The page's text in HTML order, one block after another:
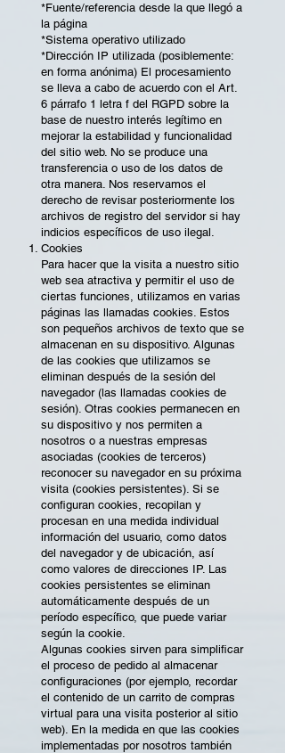
*Fuente/referencia desde la que llegó a
la página
*Sistema operativo utilizado
*Dirección IP utilizada (posiblemente:
en forma anónima) El procesamiento
se lleva a cabo de acuerdo con el Art.
6 párrafo 1 letra f del RGPD sobre la
base de nuestro interés legítimo en
mejorar la estabilidad y funcionalidad
del sitio web. No se produce una
transferencia o uso de los datos de
otra manera. Nos reservamos el
derecho de revisar posteriormente los
archivos de registro del servidor si hay
indicios específicos de uso ilegal.
Cookies
Para hacer que la visita a nuestro sitio
web sea atractiva y permitir el uso de
ciertas funciones, utilizamos en varias
páginas las llamadas cookies. Estos
son pequeños archivos de texto que se
almacenan en su dispositivo. Algunas
de las cookies que utilizamos se
eliminan después de la sesión del
navegador (las llamadas cookies de
sesión). Otras cookies permanecen en
su dispositivo y nos permiten a
nosotros o a nuestras empresas
asociadas (cookies de terceros)
reconocer su navegador en su próxima
visita (cookies persistentes). Si se
configuran cookies, recopilan y
procesan en una medida individual
información del usuario, como datos
del navegador y de ubicación, así
como valores de direcciones IP. Las
cookies persistentes se eliminan
automáticamente después de un
período específico, que puede variar
según la cookie.
Algunas cookies sirven para simplificar
el proceso de pedido al almacenar
configuraciones (por ejemplo, recordar
el contenido de un carrito de compras
virtual para una visita posterior al sitio
web). En la medida en que las cookies
implementadas por nosotros también